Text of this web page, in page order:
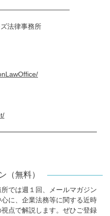
法律事務所
（無料）
では週１回、メールマガジン
に、企業法務等に関する近時
点で解説します。ぜひご登録